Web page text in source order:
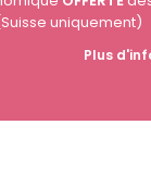
uniquement)
Plus